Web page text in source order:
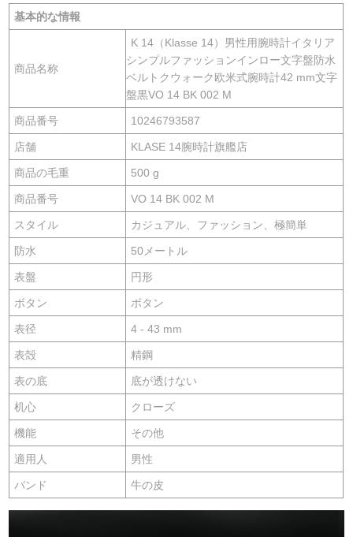
基本的な情報
商品名称
K 14（Klasse 14）男性用腕時計イタリア
シンプルファッションインロー文字盤防水
ベルトクウォーク欧米式腕時計42 mm文字
盤黒VO 14 BK 002 M
商品番号 10246793587
店舗 KLASE 14腕時計旗艦店
商品の毛重 500 g
商品番号 VO 14 BK 002 M
スタイル カジュアル、ファッション、極簡単
防水 50メートル
表盤 円形
ボタン ボタン
表径 4 - 43 mm
表殻 精鋼
表の底 底が透けない
机心 クローズ
機能 その他
適用人 男性
バンド 牛の皮